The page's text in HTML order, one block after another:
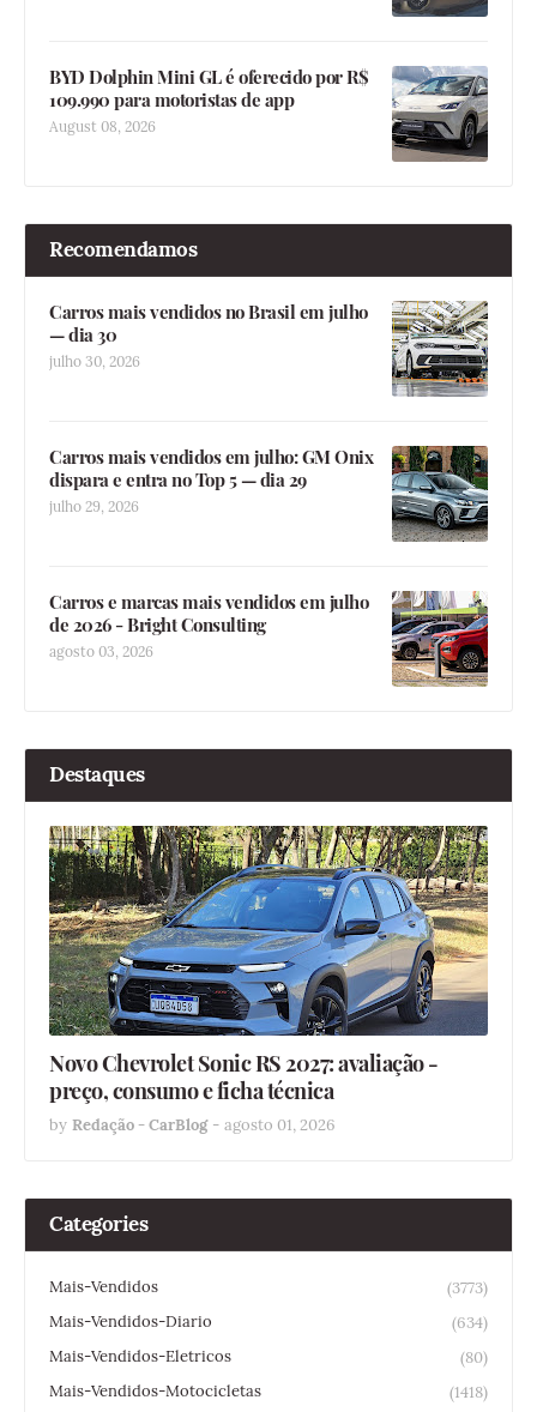
BYD Dolphin Mini GL é oferecido por R$
109.990 para motoristas de app
August 08, 2026
Recomendamos
Carros mais vendidos no Brasil em julho
— dia 30
julho 30, 2026
Carros mais vendidos em julho: GM Onix
dispara e entra no Top 5 — dia 29
julho 29, 2026
Carros e marcas mais vendidos em julho
de 2026 - Bright Consulting
agosto 03, 2026
Destaques
Novo Chevrolet Sonic RS 2027: avaliação -
preço, consumo e ficha técnica
by Redação - CarBlog - agosto 01, 2026
Categories
Mais-Vendidos
(3773)
Mais-Vendidos-Diario
(634)
Mais-Vendidos-Eletricos
(80)
Mais-Vendidos-Motocicletas
(1418)